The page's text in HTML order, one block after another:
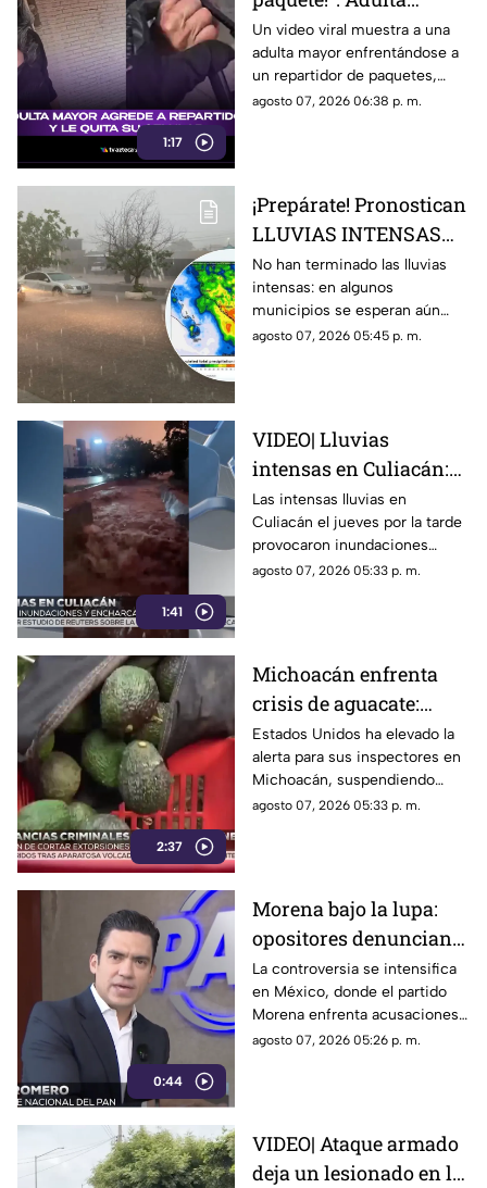
1:17
mayor agrede a
repartidor y le quita su
celular
Un video viral muestra a una
adulta mayor enfrentándose a
un repartidor de paquetes,
exigiendo su entrega y
agosto 07, 2026 06:38 p. m.
¡Prepárate! Pronostican
LLUVIAS INTENSAS
todo el fin de semana
en estos municipios de
Sinaloa
No han terminado las lluvias
intensas: en algunos
municipios se esperan aún
durante este fin de semana,
agosto 07, 2026 05:45 p. m.
1:41
VIDEO| Lluvias
intensas en Culiacán:
inundaciones y
personas arrastradas
Las intensas lluvias en
Culiacán el jueves por la tarde
provocaron inundaciones
severas y el desbordamiento
agosto 07, 2026 05:33 p. m.
2:37
Michoacán enfrenta
crisis de aguacate:
Estados Unidos frena
exportaciones
Estados Unidos ha elevado la
alerta para sus inspectores en
Michoacán, suspendiendo
exportaciones de aguacate y
agosto 07, 2026 05:33 p. m.
0:44
Morena bajo la lupa:
opositores denuncian
intentos de censura
sobre políticos y
crimen organizado
La controversia se intensifica
en México, donde el partido
Morena enfrenta acusaciones
de censura y manipulación
agosto 07, 2026 05:26 p. m.
VIDEO| Ataque armado
deja un lesionado en la